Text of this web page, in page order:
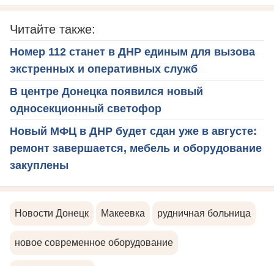
Читайте также:
Номер 112 станет в ДНР единым для вызова
экстренных и оперативных служб
В центре Донецка появился новый
односекционный светофор
Новый МФЦ в ДНР будет сдан уже в августе:
ремонт завершается, мебель и оборудование
закуплены
Новости Донецк Макеевка рудничная больница
новое современное оборудование